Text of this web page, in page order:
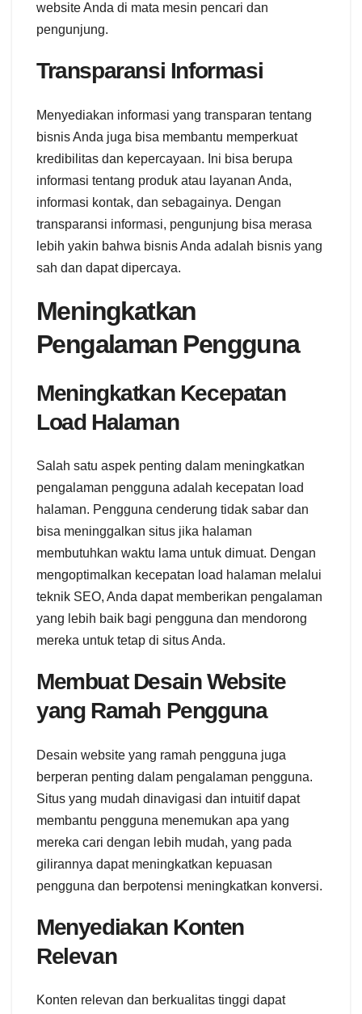
website Anda di mata mesin pencari dan
pengunjung.
Transparansi Informasi
Menyediakan informasi yang transparan tentang
bisnis Anda juga bisa membantu memperkuat
kredibilitas dan kepercayaan. Ini bisa berupa
informasi tentang produk atau layanan Anda,
informasi kontak, dan sebagainya. Dengan
transparansi informasi, pengunjung bisa merasa
lebih yakin bahwa bisnis Anda adalah bisnis yang
sah dan dapat dipercaya.
Meningkatkan
Pengalaman Pengguna
Meningkatkan Kecepatan
Load Halaman
Salah satu aspek penting dalam meningkatkan
pengalaman pengguna adalah kecepatan load
halaman. Pengguna cenderung tidak sabar dan
bisa meninggalkan situs jika halaman
membutuhkan waktu lama untuk dimuat. Dengan
mengoptimalkan kecepatan load halaman melalui
teknik SEO, Anda dapat memberikan pengalaman
yang lebih baik bagi pengguna dan mendorong
mereka untuk tetap di situs Anda.
Membuat Desain Website
yang Ramah Pengguna
Desain website yang ramah pengguna juga
berperan penting dalam pengalaman pengguna.
Situs yang mudah dinavigasi dan intuitif dapat
membantu pengguna menemukan apa yang
mereka cari dengan lebih mudah, yang pada
gilirannya dapat meningkatkan kepuasan
pengguna dan berpotensi meningkatkan konversi.
Menyediakan Konten
Relevan
Konten relevan dan berkualitas tinggi dapat